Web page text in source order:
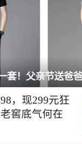
，现299元狂
窖底气何在